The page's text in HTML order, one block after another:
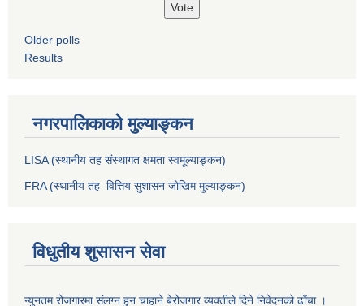
Older polls
Results
नगरपालिकाको मुल्याङ्कन
LISA (स्थानीय तह संस्थागत क्षमता स्वमूल्याङ्कन)
FRA (स्थानीय तह वित्तिय सुशासन जोखिम मुल्याङ्कन)
विधुतीय शुसासन सेवा
न्युनतम रोजगारमा संलग्न हुन चाहाने बेरोजगार व्यक्तीले दिने निवेदनको ढाँचा ।